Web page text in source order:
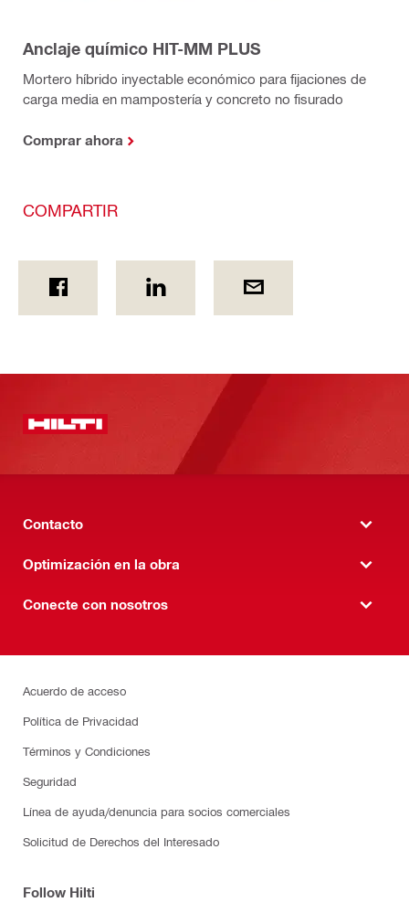
Anclaje químico HIT-MM PLUS
Mortero híbrido inyectable económico para fijaciones de
carga media en mampostería y concreto no fisurado
Comprar ahora
COMPARTIR
Contacto
Optimización en la obra
Conecte con nosotros
Acuerdo de acceso
Política de Privacidad
Términos y Condiciones
Seguridad
Línea de ayuda/denuncia para socios comerciales
Solicitud de Derechos del Interesado
Follow Hilti